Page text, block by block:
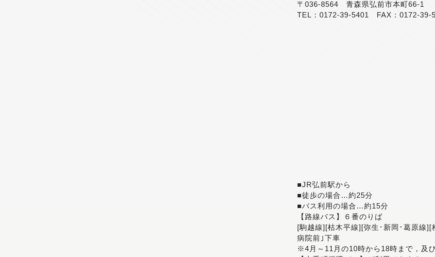
〒036-8564 青森県弘前市本町66-1
TEL：0172-39-5401 FAX：0172-39-
■JR弘前駅から
■徒歩の場合…約25分
■バス利用の場合…約15分
【路線バス】６番のりば
[駒越線][枯木平線][弥生･新岡･葛原線
病院前｣下車
※4月～11月の10時から18時まで，及